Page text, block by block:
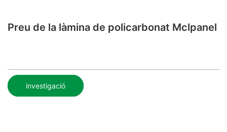
Preu de la làmina de policarbonat Mclpanel
investigació